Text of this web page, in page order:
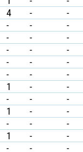
4 - -
- - -
- - -
- - -
- - -
- - -
1 - -
- - -
1 - -
- - -
1 - -
- - -